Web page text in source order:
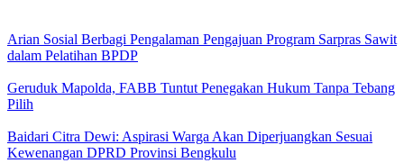
Arian Sosial Berbagi Pengalaman Pengajuan Program Sarpras Sawit
dalam Pelatihan BPDP
Geruduk Mapolda, FABB Tuntut Penegakan Hukum Tanpa Tebang
Pilih
Baidari Citra Dewi: Aspirasi Warga Akan Diperjuangkan Sesuai
Kewenangan DPRD Provinsi Bengkulu